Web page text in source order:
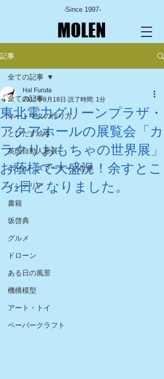
-Since 1997-
MOLEN
記事
全ての記事
オートマタの作り方
とびだす絵本
英国自動人形展
ポール・スプーナーの世界
インテリア
書籍
坂啓典
グルメ
ドローン
ある日の風景
機構模型
アート・トイ
ペーパークラフト
全ての記事
東北電力グリーンプラザ・
アクアホールの展覧会「カ
ラクリおもちゃの世界展」
お蔭様で大盛況！余すとこ
ろ2日となりました。
Hal Furuta
2017年8月18日 読了時間: 1分